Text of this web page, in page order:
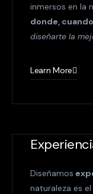
inmersos en la
donde,
diseñarte la
Learn More
Diseñamos
naturaleza es